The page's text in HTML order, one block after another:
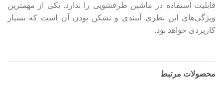
قابلیت استفاده در ماشین ظرفشویی را ندارد. یکی از مهمترین
ویژگی‌های این بطری آببندی و نشکن بودن آن است که بسیار
کاربردی خواهد بود.
محصولات مرتبط